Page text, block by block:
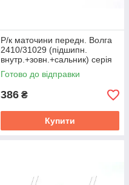
Р/к маточини передн. Волга
2410/31029 (підшипн.
внутр.+зовн.+сальник) серія
АП Авто Престиж 24-3103800
Готово до відправки
386 ₴
Купити